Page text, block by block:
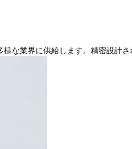
な業界に供給します。精密設計